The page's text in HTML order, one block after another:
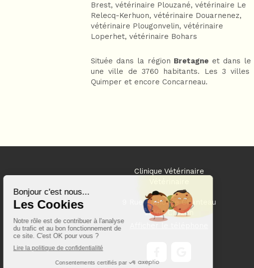
Brest, vétérinaire Plouzané, vétérinaire Le
Relecq-Kerhuon, vétérinaire Douarnenez,
vétérinaire Plougonvelin, vétérinaire
Loperhet, vétérinaire Bohars
Située dans la région Bretagne et dans le
une ville de 3760 habitants. Les 3
Quimper et encore Concarneau.
Clinique Vétérinaire
9 Rue Alphonse Chanteau
29160 Crozon